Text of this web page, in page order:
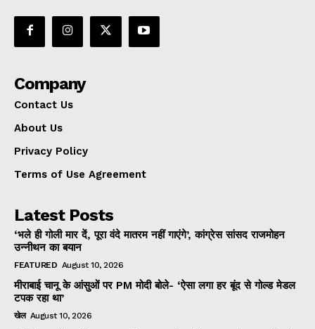
Company
Contact Us
About Us
Privacy Policy
Terms of Use Agreement
Latest Posts
‘भले ही गोली मार दें, पूरा वंदे मातरम नहीं गाएंगे’, कांग्रेस सांसद राजमोहन
उन्नीथन का बयान
FEATURED August 10, 2026
मीराबाई चानू के आंसुओं पर PM मोदी बोले- ‘ऐसा लगा हर बूंद से गोल्ड मेडल
टपक रहा था’
खेल August 10, 2026